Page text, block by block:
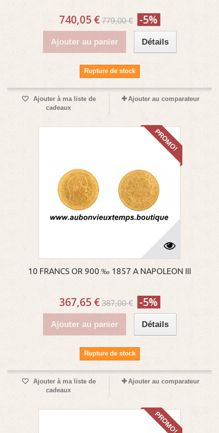
740,05 € 779,00 € -5%
Ajouter au panier Détails
Rupture de stock
Ajouter à ma liste de
cadeaux
Ajouter au comparateur
PROMO!
10 FRANCS OR 900 ‰ 1857 A NAPOLEON III
367,65 € 387,00 € -5%
Ajouter au panier Détails
Rupture de stock
Ajouter à ma liste de
cadeaux
Ajouter au comparateur
PROMO!